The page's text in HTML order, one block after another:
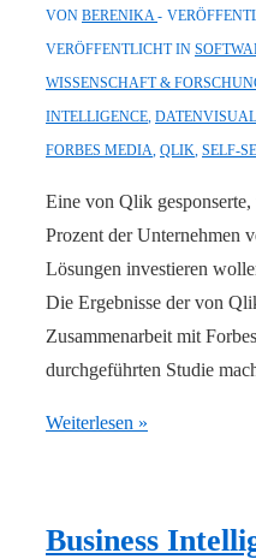
VON BERENIKA
VERÖFFENTLICHT IN
WISSENSCHAFT &
INTELLIGENCE,
FORBES MEDIA, QLIK, SELF-
Eine von Qlik
Prozent der Unternehmen
Lösungen investieren
Die Ergebnisse der von
Zusammenarbeit mit
durchgeführten Studie
Forbes
Weiterlesen »
Business